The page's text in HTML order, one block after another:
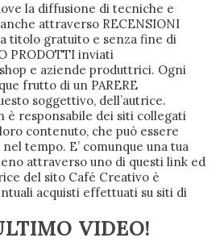
la diffusione di tecniche e
attraverso RECENSIONI
titolo gratuito e senza fine di
PRODOTTI inviati
e aziende produttrici. Ogni
frutto di un PARERE
soggettivo, dell’autrice.
è responsabile dei siti collegati
contenuto, che può essere
tempo. E’ comunque una tua
attraverso uno di questi link ed
del sito Café Creativo è
acquisti effettuati su siti di
VIDEO!